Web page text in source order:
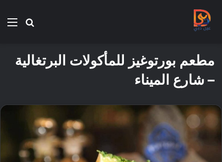
بحث
مطعم بورتوغيز للمأكولات البرتغالية
– شارع الميناء